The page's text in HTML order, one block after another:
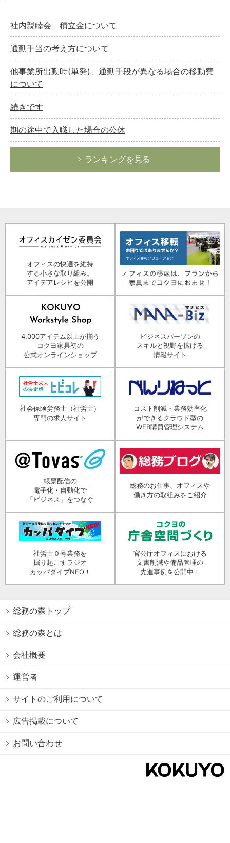
社内親睦会 積立金について
通勤手当の考え方について
他事業所出勤時(単発)、通勤手段が異なる場合の移動費
について
続きです
期の途中で入職した場合の公休
ランキングを見る
オフィスの快適を維持
する小さな取り組み。
アイデアレシピを公開
4,000アイテム以上が揃う
コクヨ家具初の
公式オンラインショップ
ビジネスパーソンの
スキルと視野を拡げる
情報サイト
社会保険労務士（社労士）
専門の求人サイト
コスト削減・業務効率化
ができるクラウド型の
WEB購買管理システム
帳票配信の
電子化・自動化で
「ビジネス」をつなぐ
総務のお仕事、オフィスや
働き方の取組みをご紹介
社労士０号業務を
掘り起こすラジオ
カッパダイブNEO！
官公庁オフィスにおける
文書削減や備品管理の
先進事例を公開中！
総務の森トップ
総務の森とは
会社概要
運営者
サイトのご利用について
広告掲載について
お問い合わせ